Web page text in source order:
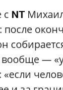
с NT
после
—
«если